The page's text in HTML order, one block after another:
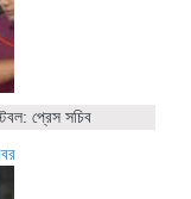
প্রেস সচিব